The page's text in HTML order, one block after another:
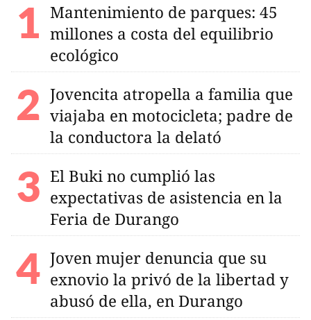
Mantenimiento de parques: 45
millones a costa del equilibrio
ecológico
Jovencita atropella a familia que
viajaba en motocicleta; padre de
la conductora la delató
El Buki no cumplió las
expectativas de asistencia en la
Feria de Durango
Joven mujer denuncia que su
exnovio la privó de la libertad y
abusó de ella, en Durango